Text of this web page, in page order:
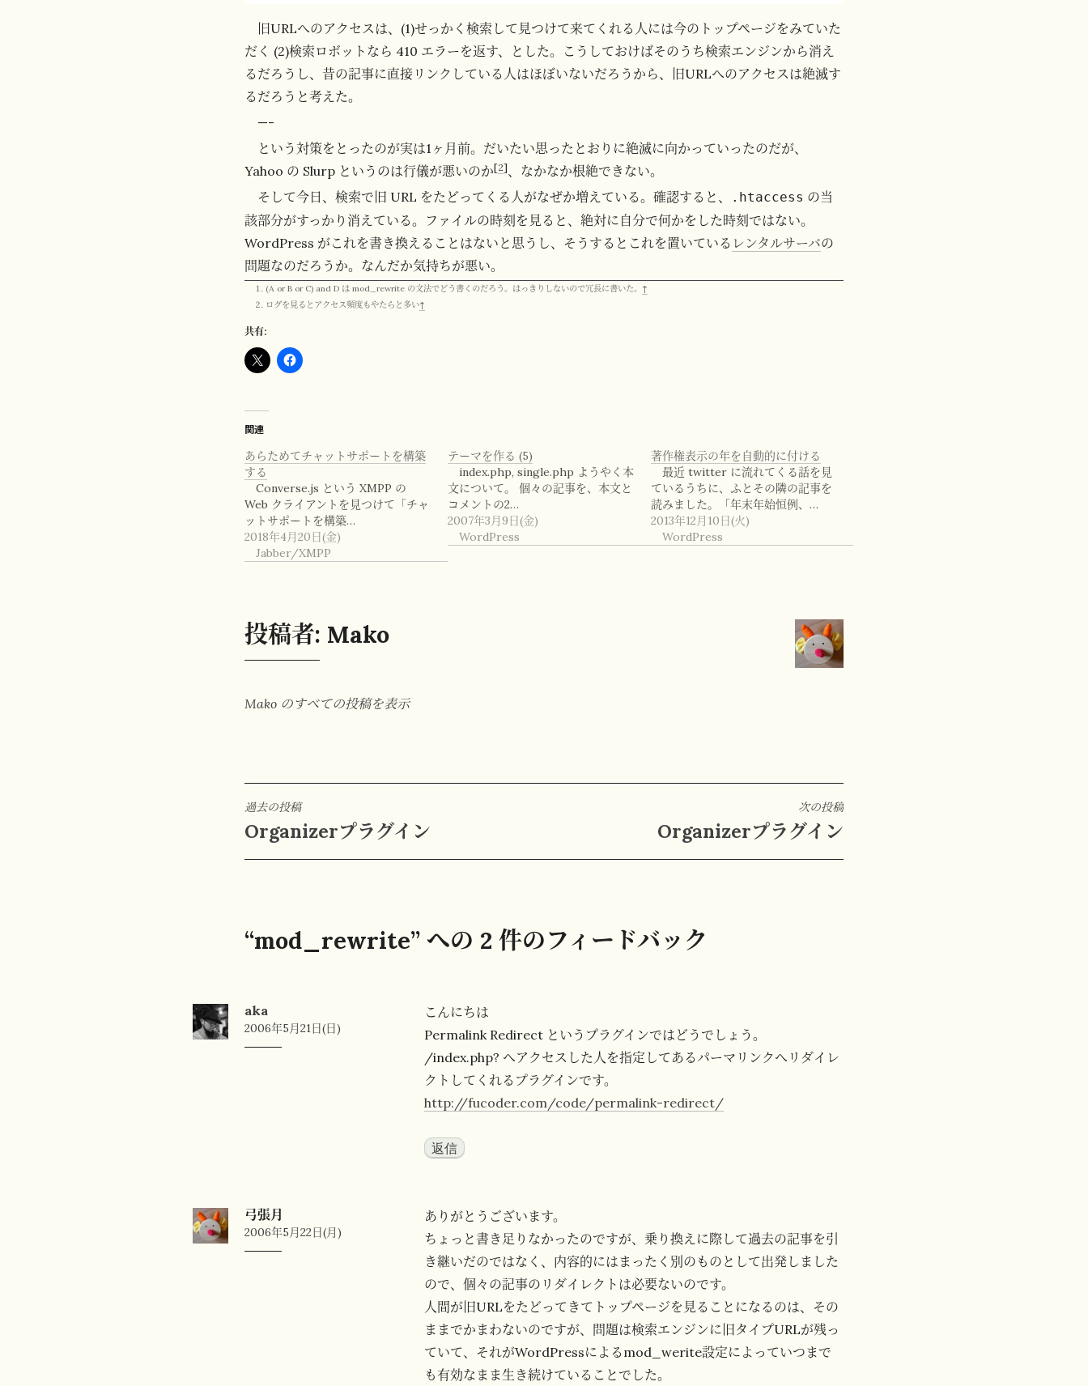
旧URLへのアクセスは、(1)せっかく検索して見つけて来てくれる人には今のトップページをみていた
だく (2)検索ロボットなら 410 エラーを返す、とした。こうしておけばそのうち検索エンジンから消え
るだろうし、昔の記事に直接リンクしている人はほぼいないだろうから、旧URLへのアクセスは絶滅す
るだろうと考えた。
—-
という対策をとったのが実は1ヶ月前。だいたい思ったとおりに絶滅に向かっていったのだが、
Yahoo の Slurp というのは行儀が悪いのか[2]、なかなか根絶できない。
そして今日、検索で旧 URL をたどってくる人がなぜか増えている。確認すると、
.htaccess の当
該部分がすっかり消えている。ファイルの時刻を見ると、絶対に自分で何かをした時刻ではない。
WordPress がこれを書き換えることはないと思うし、そうするとこれを置いている レンタルサーバの
問題なのだろうか。なんだか気持ちが悪い。
(A or B or C) and D は mod_rewrite の文法でどう書くのだろう。はっきりしないので冗長に書いた。 ↑
ログを見るとアクセス頻度もやたらと多い↑
共有:
関連
あらためてチャットサポートを構築
する
Converse.js という XMPP の
Web クライアントを見つけて「チャ
ットサポートを構築…
2018年4月20日(金)
Jabber/XMPP
テーマを作る (5)
index.php, single.php ようやく本
文について。 個々の記事を、本文と
コメントの2…
2007年3月9日(金)
WordPress
著作権表示の年を自動的に付ける
最近 twitter に流れてくる話を見
ているうちに、ふとその隣の記事を
読みました。「年末年始恒例、…
2013年12月10日(火)
WordPress
投稿者: Mako
Mako のすべての投稿を表示
投
稿
ゲ
ョ
ン
過去の投稿
Organizerプラグイン
次の投稿
Organizerプラグイン
“mod_rewrite” への 2 件のフィードバック
aka
2006年5月21日(日)
22:27
こんにちは
Permalink Redirect というプラグインではどうでしょう。
/index.php? へアクセスした人を指定してあるパーマリンクへリダイレ
クトしてくれるプラグインです。
http://fucoder.com/code/permalink-redirect/
返信
弓張月
2006年5月22日(月)
11:27
ありがとうございます。
ちょっと書き足りなかったのですが、乗り換えに際して過去の記事を引
き継いだのではなく、内容的にはまったく別のものとして出発しました
ので、個々の記事のリダイレクトは必要ないのです。
人間が旧URLをたどってきてトップページを見ることになるのは、その
ままでかまわないのですが、問題は検索エンジンに旧タイプURLが残っ
ていて、それがWordPressによるmod_werite設定によっていつまで
も有効なまま生き続けていることでした。